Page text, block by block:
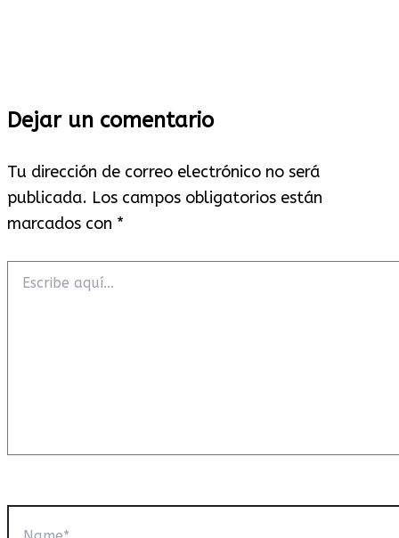
Dejar un comentario
Tu dirección de correo electrónico no será
publicada. Los campos obligatorios están
marcados con *
aquí...